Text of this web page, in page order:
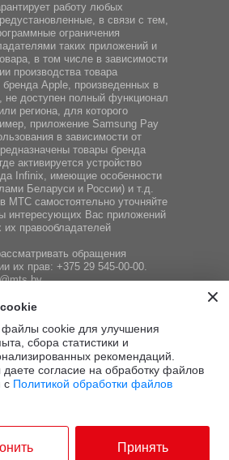
работу любых
в связи с тем,
ограничения
таких приложений и
в том числе в зависимости
производства товара
Apple, произведенных в
не доступен полный функционал
региона, для которого
приложение Samsung Pay
в зависимости от
товары бренда
активируется устройство
Infiniх, имеющие особенности
Беларуси и России) и т.д.
МТС самостоятельно уточняйте
интересующих Вас приложений
правообладателей
обращения
их прав: +375 29 545-00-00.
местных исполнительных и
ТелеСистемы»,
обращения покупателей:
конфиденциальности
Google
Условия
файлы cookie для улучшения
сбора статистики и
рекомендаций.
согласие на обработку файлов
с Политикой обработки файлов
Принять